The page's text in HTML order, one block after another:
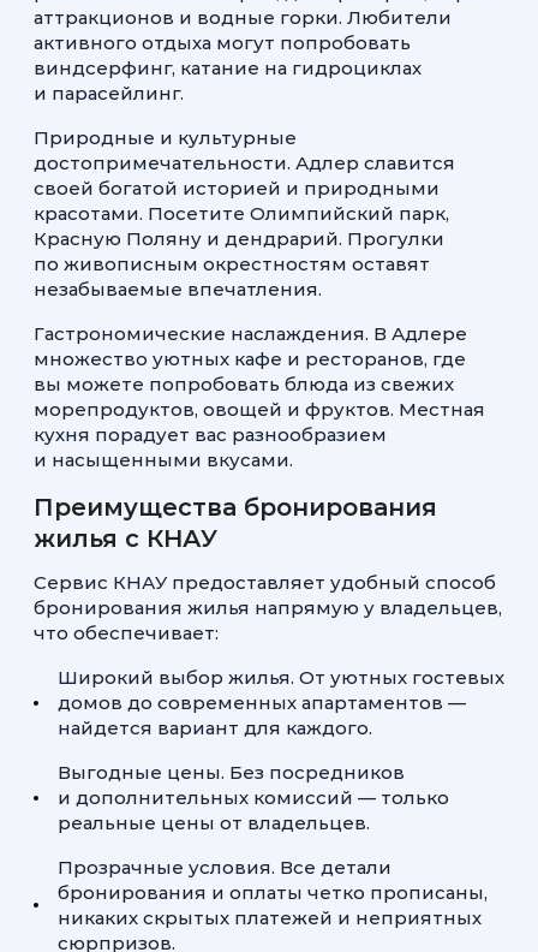
аттракционов и водные горки. Любители
активного отдыха могут попробовать
виндсерфинг, катание на гидроциклах
и парасейлинг.
Природные и культурные
достопримечательности. Адлер славится
своей богатой историей и природными
красотами. Посетите Олимпийский парк,
Красную Поляну и дендрарий. Прогулки
по живописным окрестностям оставят
незабываемые впечатления.
Гастрономические наслаждения. В Адлере
множество уютных кафе и ресторанов, где
вы можете попробовать блюда из свежих
морепродуктов, овощей и фруктов. Местная
кухня порадует вас разнообразием
и насыщенными вкусами.
Преимущества бронирования
жилья с КНАУ
Сервис КНАУ предоставляет удобный способ
бронирования жилья напрямую у владельцев,
что обеспечивает:
Широкий выбор жилья. От уютных гостевых
домов до современных апартаментов —
найдется вариант для каждого.
Выгодные цены. Без посредников
и дополнительных комиссий — только
реальные цены от владельцев.
Прозрачные условия. Все детали
бронирования и оплаты четко прописаны,
никаких скрытых платежей и неприятных
сюрпризов.